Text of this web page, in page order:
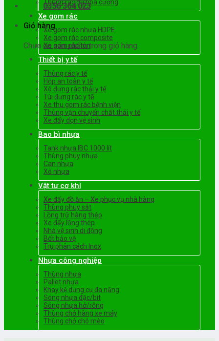
0356 364 023
Giỏ hàng
Chưa có sản phẩm trong giỏ hàng.
Thùng rác đá hoa cương
Xe gom rác
Xe gom rác nhựa HDPE
Xe gom rác composite
Xe gom rác tôn
Thiết bị y tế
Thùng rác y tế
Hộp an toàn y tế
Xô đựng rác thải y tế
Túi đựng rác y tế
Xe thu gom rác bệnh viện
Thùng vận chuyển chất thải y tế
Xe đẩy dọn vệ sinh
Bao bì nhựa
Tank nhựa IBC 1000 lít
Thùng phuy nhựa
Can nhựa
Xô nhựa
Vật tư cơ khí
Xe đẩy đồ ăn – Xe phục vụ nhà hàng
Thùng phuy sắt
Lồng trữ hàng thép
Xe đẩy lồng thép
Nhà vệ sinh di động
Bốt bảo vệ
Trụ phân cách Inox
Nhựa công nghiệp
Thùng nhựa
Pallet nhựa
Khay kệ dụng cụ đa năng
Sóng nhựa đặc/bít
Sóng nhựa hở/rỗng
Thùng chở hàng xe máy
Thùng chở chó mèo